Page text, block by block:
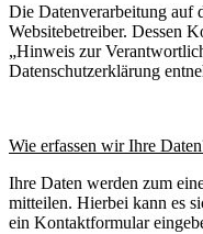
Die Datenverarbeitung auf
Websitebetreiber. Dessen
„Hinweis zur
Datenschutzerklärung
Wie erfassen wir Ihre
Ihre Daten werden zum
mitteilen. Hierbei kann es
ein Kontaktformular